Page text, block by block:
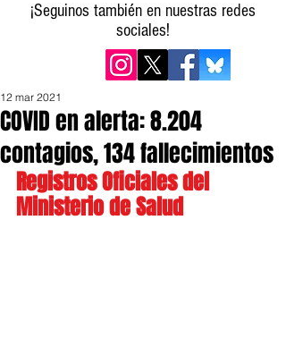
¡Seguinos también en nuestras redes
sociales!
COVID en alerta: 8.204
contagios, 134 fallecimientos
12 mar 2021
Registros Oficiales del
Ministerio de Salud